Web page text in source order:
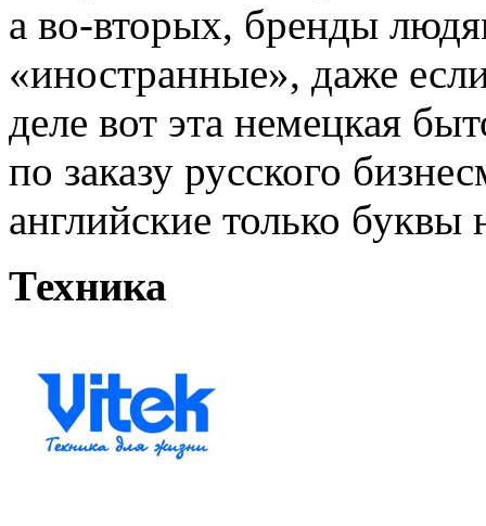
а во-вторых, бренды
«иностранные», даже
деле вот эта немецкая
по заказу русского
английские только буквы
Техника